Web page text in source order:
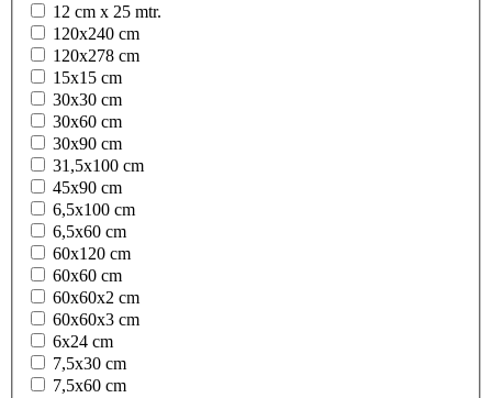
12 cm x 25 mtr.
120x240 cm
120x278 cm
15x15 cm
30x30 cm
30x60 cm
30x90 cm
31,5x100 cm
45x90 cm
6,5x100 cm
6,5x60 cm
60x120 cm
60x60 cm
60x60x2 cm
60x60x3 cm
6x24 cm
7,5x30 cm
7,5x60 cm